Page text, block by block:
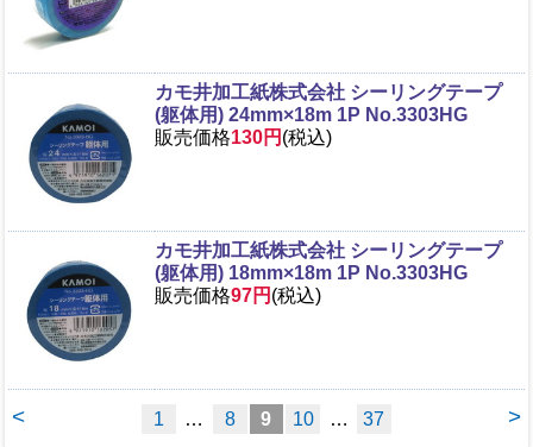
カモ井加工紙株式会社 シーリングテープ
(躯体用) 24mm×18m 1P No.3303HG
販売価格130円 (税込)
カモ井加工紙株式会社 シーリングテープ
(躯体用) 18mm×18m 1P No.3303HG
販売価格97円 (税込)
< >
1 … 8 9 10 … 37